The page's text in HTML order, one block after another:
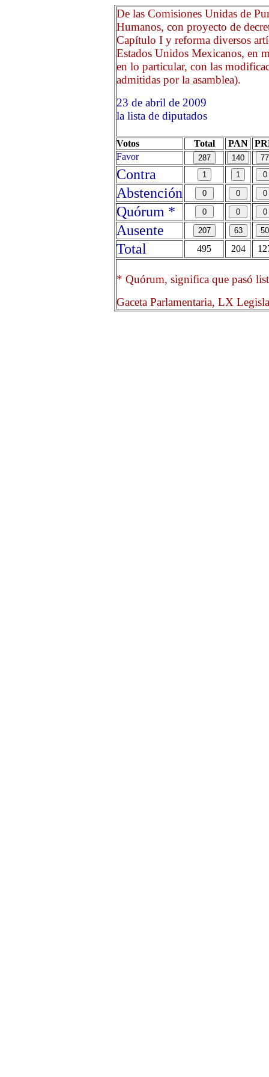
De las Comisiones Unidas de
Humanos, con proyecto de
Capítulo I y reforma diversos
Estados Unidos Mexicanos, en
en lo particular, con las
admitidas por la asamblea).
23 de abril de 2009
la lista de diputados
Votos Total PAN
Favor
Contra
Abstención
Quórum *
Ausente
Total
495 204
* Quórum, significa que pasó
Gaceta Parlamentaria, LX